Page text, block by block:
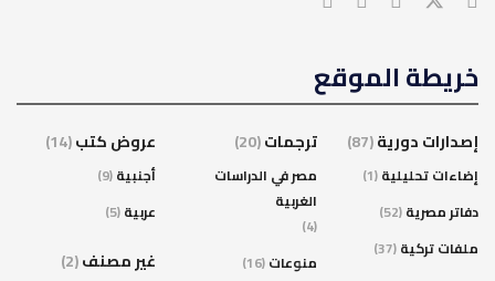
خريطة الموقع
إصدارات دورية(87)
إضاءات تحليلية(1)
دفاتر مصرية(52)
ملفات تركية(37)
ترجمات(20)
مصر في الدراسات
الغربية
(4)
منوعات(16)
عروض كتب(14)
أجنبية(9)
عربية(5)
غير مصنف(2)